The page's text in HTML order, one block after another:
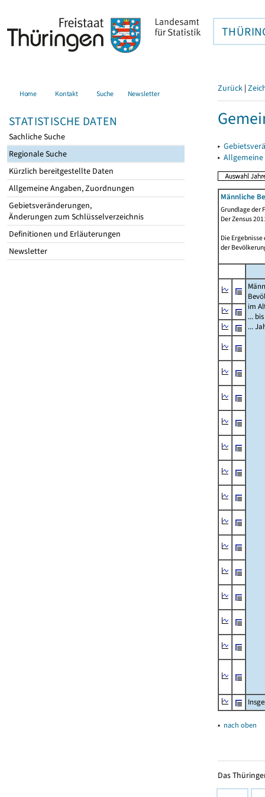
Home Kontakt Suche Newsletter
STATISTISCHE DATEN
Sachliche Suche
Regionale Suche
Kürzlich bereitgestellte Daten
Allgemeine Angaben, Zuordnungen
Gebietsveränderungen,
Änderungen zum Schlüsselverzeichnis
Definitionen und Erläuterungen
Newsletter
Zurück |
▸
▸
Männliche
Grundlage der
Der Zensus
Die
der
im
...
...
▴ nach oben
Das